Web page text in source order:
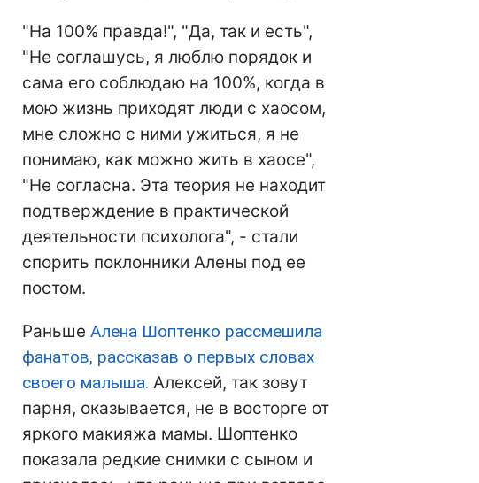
"На 100% правда!", "Да, так и есть",
"Не соглашусь, я люблю порядок и
сама его соблюдаю на 100%, когда в
мою жизнь приходят люди с хаосом,
мне сложно с ними ужиться, я не
понимаю, как можно жить в хаосе",
"Не согласна. Эта теория не находит
подтверждение в практической
деятельности психолога", - стали
спорить поклонники Алены под ее
постом.
Раньше Алена Шоптенко рассмешила
фанатов, рассказав о первых словах
своего малыша. Алексей, так зовут
парня, оказывается, не в восторге от
яркого макияжа мамы. Шоптенко
показала редкие снимки с сыном и